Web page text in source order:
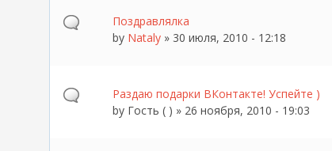
Поздравлялка
by Nataly » 30 июля, 2010 - 12:18
Раздаю подарки ВКонтакте! Успейте )
by Гость ( ) » 26 ноября, 2010 - 19:03